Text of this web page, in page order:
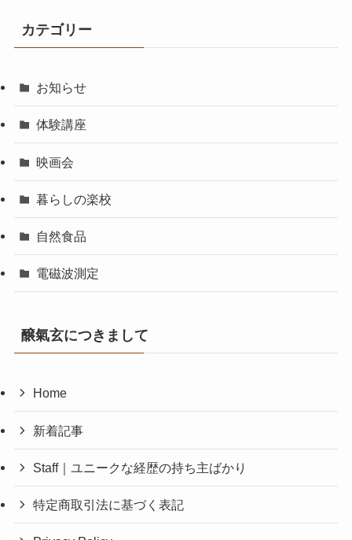
カテゴリー
お知らせ
体験講座
映画会
暮らしの楽校
自然食品
電磁波測定
醸氣玄につきまして
Home
新着記事
Staff｜ユニークな経歴の持ち主ばかり
特定商取引法に基づく表記